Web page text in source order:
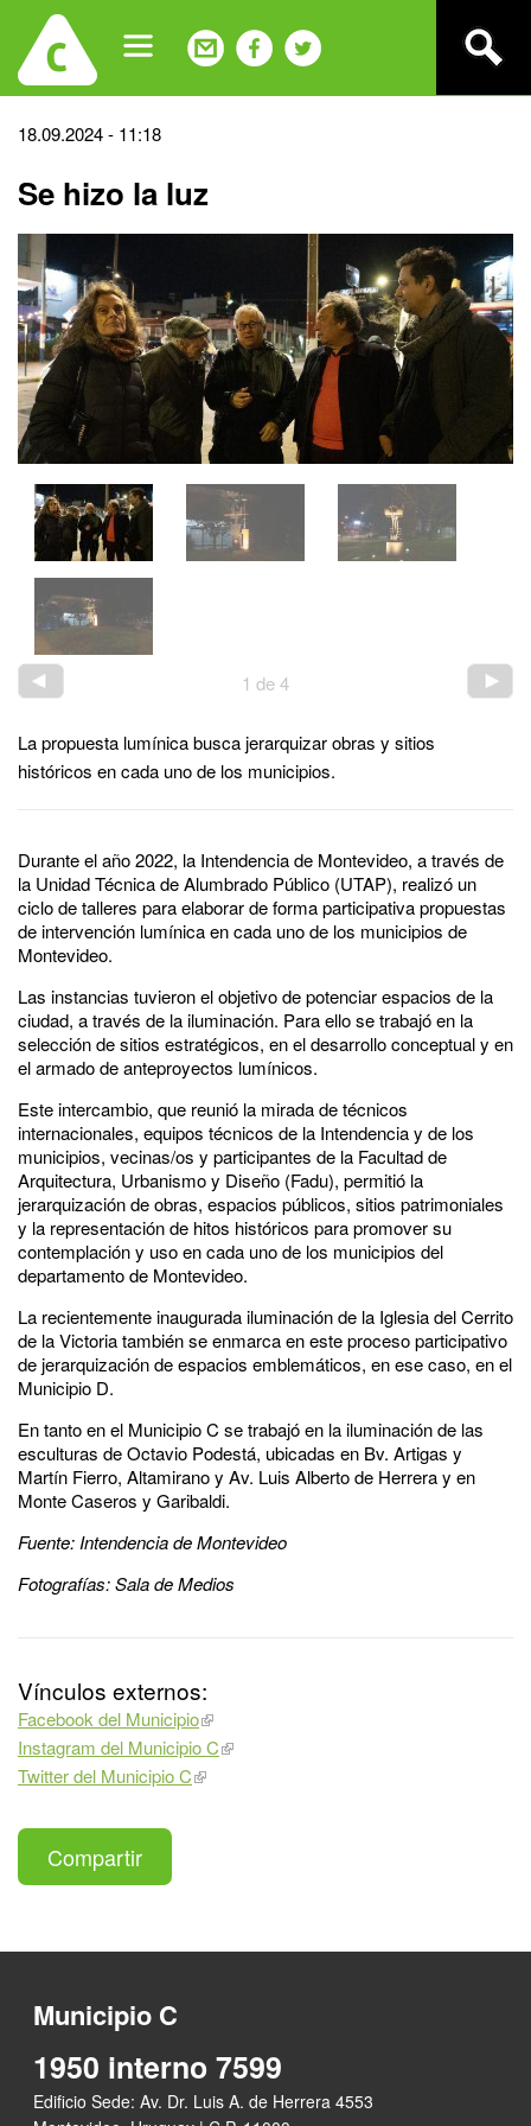
navigation
Back
top
18.09.2024 - 11:18
Se hizo la luz
1 de4
La propuesta lumínica busca jerarquizar obras y sitios
históricos en cada uno de los municipios.
Durante el año 2022, la Intendencia de Montevideo, a través de
la Unidad Técnica de Alumbrado Público (UTAP), realizó un
ciclo de talleres para elaborar de forma participativa propuestas
de intervención lumínica en cada uno de los municipios de
Montevideo.
Las instancias tuvieron el objetivo de potenciar espacios de la
ciudad, a través de la iluminación. Para ello se trabajó en la
selección de sitios estratégicos, en el desarrollo conceptual y en
el armado de anteproyectos lumínicos.
Este intercambio, que reunió la mirada de técnicos
internacionales, equipos técnicos de la Intendencia y de los
municipios, vecinas/os y participantes de la Facultad de
Arquitectura, Urbanismo y Diseño (Fadu), permitió la
jerarquización de obras, espacios públicos, sitios patrimoniales
y la representación de hitos históricos para promover su
contemplación y uso en cada uno de los municipios del
departamento de Montevideo.
La recientemente inaugurada iluminación de la Iglesia del Cerrito
de la Victoria también se enmarca en este proceso participativo
de jerarquización de espacios emblemáticos, en ese caso, en el
Municipio D.
En tanto en el Municipio C se trabajó en la iluminación de las
esculturas de Octavio Podestá, ubicadas en Bv. Artigas y
Martín Fierro, Altamirano y Av. Luis Alberto de Herrera y en
Monte Caseros y Garibaldi.
Fuente: Intendencia de Montevideo
Fotografías: Sala de Medios
Vínculos externos:
Facebook del Municipio
Instagram del Municipio C
Twitter del Municipio C
Compartir
Municipio C
1950 interno 7599
Edificio Sede: Av. Dr. Luis A. de Herrera 4553